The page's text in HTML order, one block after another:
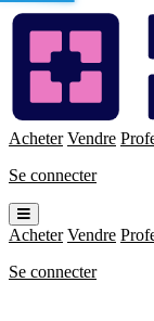
Enchères
Immo
Acheter Vendre
Se connecter
Ouvrir
le
menu
Acheter Vendre
Se connecter